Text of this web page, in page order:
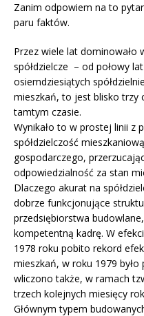
Zanim odpowiem na to
paru faktów.
Przez wiele lat dominowało
spółdzielcze – od połowy
osiemdziesiątych
mieszkań, to jest blisko trzy
tamtym czasie.
Wynikało to w prostej linii z
spółdzielczość
gospodarczego,
odpowiedzialność za stan
Dlaczego akurat na
dobrze funkcjonujące
przedsiębiorstwa
kompetentną kadrę. W
1978 roku pobito rekord
mieszkań, w roku 1979
wliczono także, w ramach
trzech kolejnych miesięcy
Głównym typem